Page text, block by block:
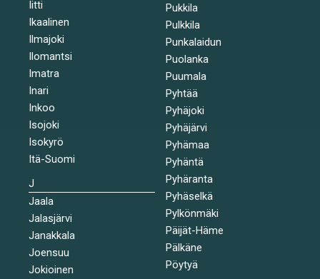
Iitti
Ikaalinen
Ilmajoki
Ilomantsi
Imatra
Inari
Inkoo
Isojoki
Isokyrö
Itä-Suomi
J
Jaala
Jalasjärvi
Janakkala
Joensuu
Jokioinen
Pukkila
Pulkkila
Punkalaidun
Puolanka
Puumala
Pyhtää
Pyhäjoki
Pyhäjärvi
Pyhämaa
Pyhäntä
Pyhäranta
Pyhäselkä
Pylkönmäki
Päijät-Häme
Pälkäne
Pöytyä